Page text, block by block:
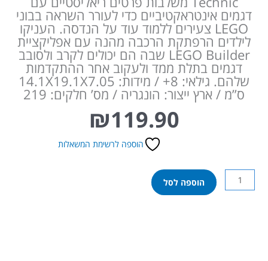
דגמים אינטראקטיביים כדי לעורר השראה בבוני
LEGO צעירים ללמוד עוד על הנדסה. העניקו
לילדים הרפתקת הרכבה מהנה עם אפליקציית
LEGO Builder שבה הם יכולים לקרב ולסובב
דגמים בתלת ממד ולעקוב אחר ההתקדמות
שלהם. גילאי: 8+ / מידות: 14.1X19.1X7.05
ס”מ / ארץ ייצור: הונגריה / מס’ חלקים: 219
₪119.90
הוספה לרשימת המשאלות
כמות
של
הוספה לסל